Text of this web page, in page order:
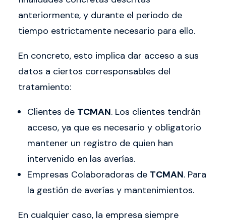
anteriormente, y durante el periodo de
tiempo estrictamente necesario para ello.
En concreto, esto implica dar acceso a sus
datos a ciertos corresponsables del
tratamiento:
Clientes de TCMAN. Los clientes tendrán
acceso, ya que es necesario y obligatorio
mantener un registro de quien han
intervenido en las averías.
Empresas Colaboradoras de TCMAN. Para
la gestión de averías y mantenimientos.
En cualquier caso, la empresa siempre